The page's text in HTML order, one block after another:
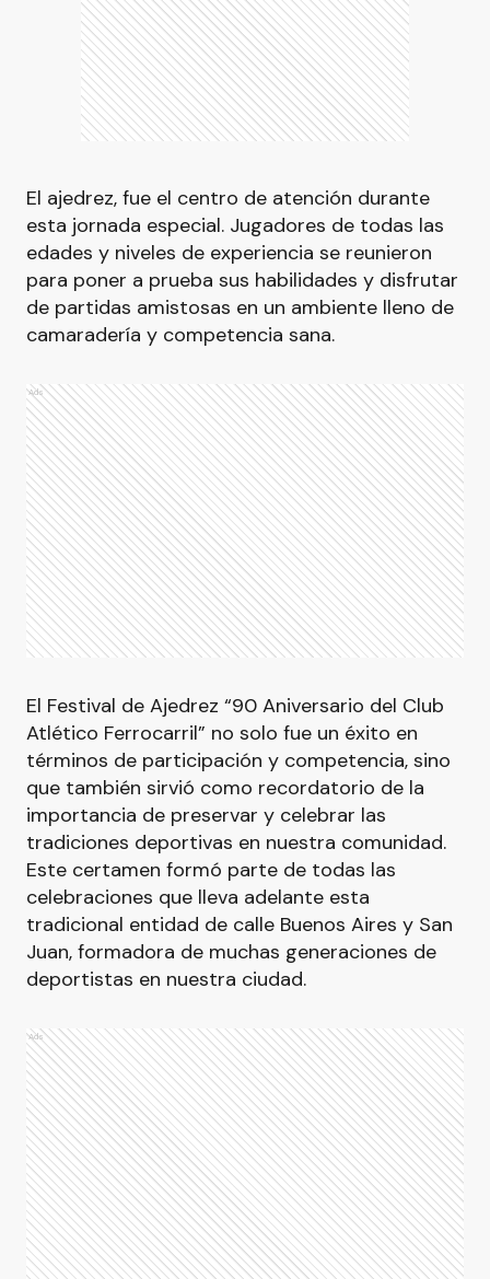
El ajedrez, fue el centro de atención durante
esta jornada especial. Jugadores de todas las
edades y niveles de experiencia se reunieron
para poner a prueba sus habilidades y disfrutar
de partidas amistosas en un ambiente lleno de
camaradería y competencia sana.
Ads
El Festival de Ajedrez “90 Aniversario del Club
Atlético Ferrocarril” no solo fue un éxito en
términos de participación y competencia, sino
que también sirvió como recordatorio de la
importancia de preservar y celebrar las
tradiciones deportivas en nuestra comunidad.
Este certamen formó parte de todas las
celebraciones que lleva adelante esta
tradicional entidad de calle Buenos Aires y San
Juan, formadora de muchas generaciones de
deportistas en nuestra ciudad.
Ads